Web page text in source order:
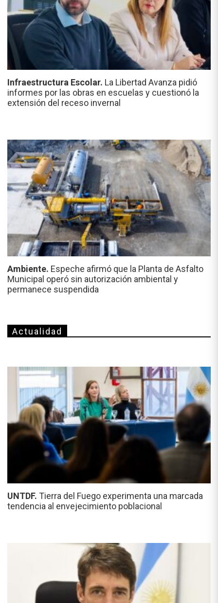
Infraestructura Escolar. La Libertad Avanza pidió
informes por las obras en escuelas y cuestionó la
extensión del receso invernal
Ambiente. Espeche afirmó que la Planta de Asfalto
Municipal operó sin autorización ambiental y
permanece suspendida
Actualidad
UNTDF. Tierra del Fuego experimenta una marcada
tendencia al envejecimiento poblacional